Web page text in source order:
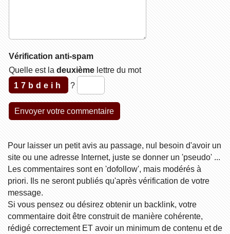
Vérification anti-spam
Quelle est la deuxièmelettre du mot
17bdeih
?
Pour laisser un petit avis au passage, nul besoin d'avoir un
site ou une adresse Internet, juste se donner un 'pseudo' ...
Les commentaires sont en 'dofollow', mais modérés à
priori. Ils ne seront publiés qu'après vérification de votre
message.
Si vous pensez ou désirez obtenir un backlink, votre
commentaire doit être construit de manière cohérente,
rédigé correctement ET avoir un minimum de contenu et de